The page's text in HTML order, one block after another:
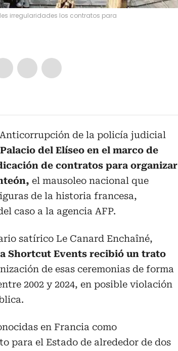
irregularidades los contratos para
de la policía judicial
Palacio del Elíseo en el marco de
de contratos para organizar
el mausoleo nacional que
de la historia francesa,
caso a la agencia AFP.
satírico Le Canard Enchaîné,
Shortcut Events recibió un trato
de esas ceremonias de forma
2002 y 2024, en posible violación
en Francia como
para el Estado de alrededor de dos